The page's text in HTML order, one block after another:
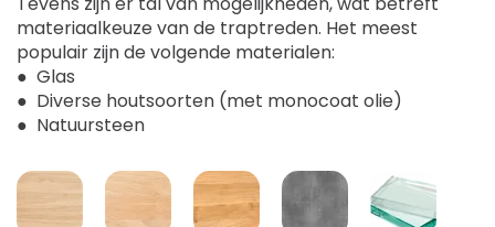
materiaalkeuze van de traptreden. Het meest
populair zijn de volgende materialen:
● Glas
● Diverse houtsoorten (met monocoat olie)
● Natuursteen